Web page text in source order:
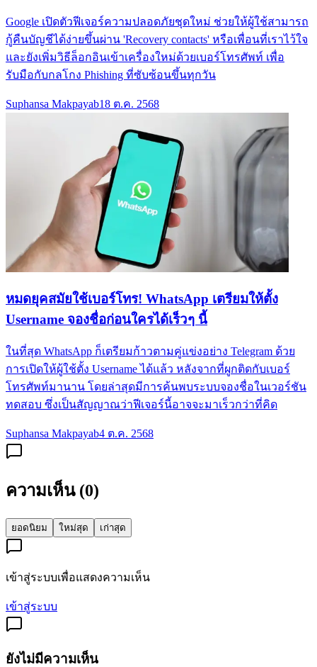
Google เปิดตัวฟีเจอร์ความปลอดภัยชุดใหม่ ช่วยให้ผู้ใช้สามารถ
กู้คืนบัญชีได้ง่ายขึ้นผ่าน 'Recovery contacts' หรือเพื่อนที่เราไว้ใจ
และยังเพิ่มวิธีล็อกอินเข้าเครื่องใหม่ด้วยเบอร์โทรศัพท์ เพื่อ
รับมือกับกลโกง Phishing ที่ซับซ้อนขึ้นทุกวัน
Suphansa Makpayab18 ต.ค. 2568
หมดยุคสมัยใช้เบอร์โทร! WhatsApp เตรียมให้ตั้ง
Username จองชื่อก่อนใครได้เร็วๆ นี้
ในที่สุด WhatsApp ก็เตรียมก้าวตามคู่แข่งอย่าง Telegram ด้วย
การเปิดให้ผู้ใช้ตั้ง Username ได้แล้ว หลังจากที่ผูกติดกับเบอร์
โทรศัพท์มานาน โดยล่าสุดมีการค้นพบระบบจองชื่อในเวอร์ชัน
ทดสอบ ซึ่งเป็นสัญญาณว่าฟีเจอร์นี้อาจจะมาเร็วกว่าที่คิด
Suphansa Makpayab4 ต.ค. 2568
ความเห็น (0)
ยอดนิยม ใหม่สุด เก่าสุด
เข้าสู่ระบบเพื่อแสดงความเห็น
เข้าสู่ระบบ
ยังไม่มีความเห็น